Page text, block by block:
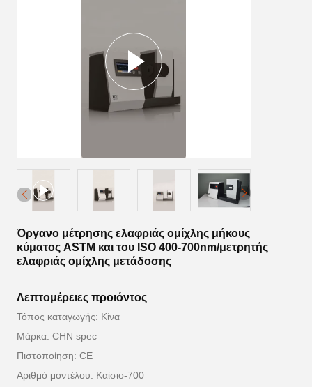
Όργανο μέτρησης ελαφριάς ομίχλης μήκους
κύματος ASTM και του ISO 400-700nm/μετρητής
ελαφριάς ομίχλης μετάδοσης
Λεπτομέρειες προιόντος
Τόπος καταγωγής: Κίνα
Μάρκα: CHN spec
Πιστοποίηση: CE
Αριθμό μοντέλου: Καίσιο-700